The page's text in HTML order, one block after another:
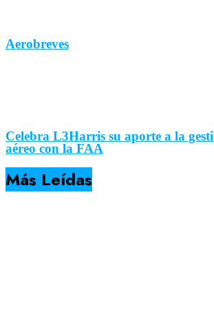
Aerobreves
Celebra L3Harris su aporte a la
aéreo con la FAA
Más Leídas